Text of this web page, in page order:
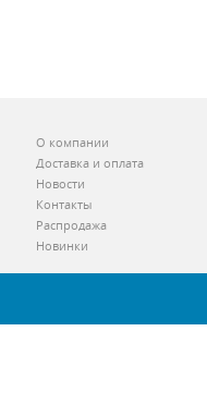
О компании
Доставка и оплата
Новости
Контакты
Распродажа
Новинки